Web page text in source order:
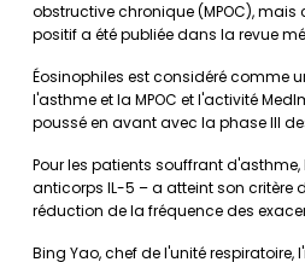
obstructive chronique (MPOC), mais
positif a été publiée dans la revue
Éosinophiles est considéré comme
l'asthme et la MPOC et l'activité
poussé en avant avec la phase III
Pour les patients souffrant
anticorps IL-5 – a atteint son critère
réduction de la fréquence des
Bing Yao, chef de l'unité